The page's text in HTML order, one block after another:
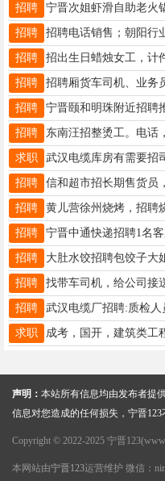
招聘
招聘
招聘
招聘
招聘
招聘 东南汪招整烫工。电话
求职
招聘
招聘
招聘
招聘 大肚水饺招聘包饺子大
招聘
招聘
求职
声明： 本站所有信息均由发布者提
信息对您造成的任何损失，宁晋123
Copyright © 2022-2025 宁晋
本网站由宁晋123运营维护 微信：